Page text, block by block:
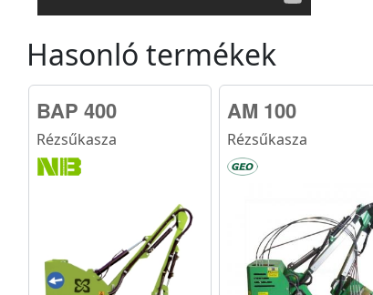
Hasonló termékek
BAP 400
Rézsűkasza
AM 100
Rézsűkasza